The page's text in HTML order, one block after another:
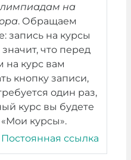
на
. Обращаем
запись на курсы
что перед
на курс вам
кнопку записи,
один раз,
курс вы будете
курсы».
Постоянная ссылка